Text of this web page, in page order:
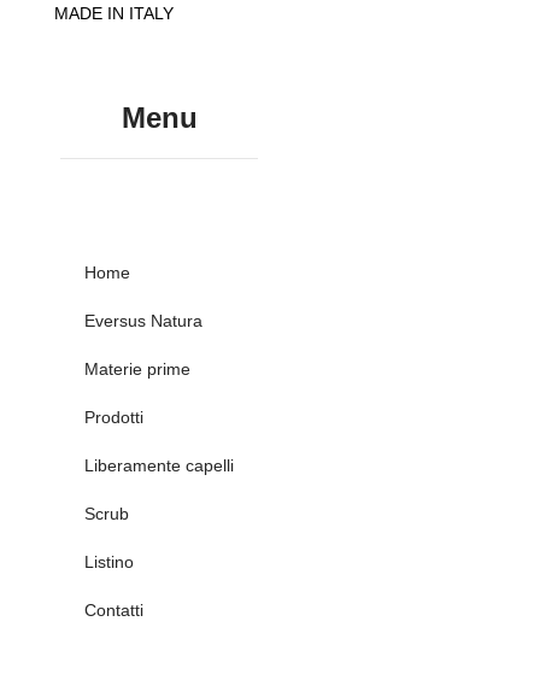
MADE IN ITALY
Menu
Home
Eversus Natura
Materie prime
Prodotti
Liberamente capelli
Scrub
Listino
Contatti